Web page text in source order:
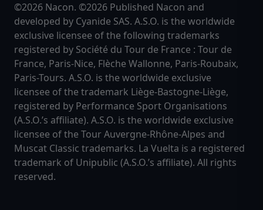
©2026 Nacon. ©2026 Published Nacon and
developed by Cyanide SAS. A.S.O. is the worldwide
exclusive licensee of the following trademarks
registered by Société du Tour de France : Tour de
France, Paris-Nice, Flèche Wallonne, Paris-Roubaix,
Paris-Tours. A.S.O. is the worldwide exclusive
licensee of the trademark Liège-Bastogne-Liège,
registered by Performance Sport Organisations
(A.S.O.’s affiliate). A.S.O. is the worldwide exclusive
licensee of the Tour Auvergne-Rhône-Alpes and
Muscat Classic trademarks. La Vuelta is a registered
trademark of Unipublic (A.S.O.’s affiliate). All rights
reserved.